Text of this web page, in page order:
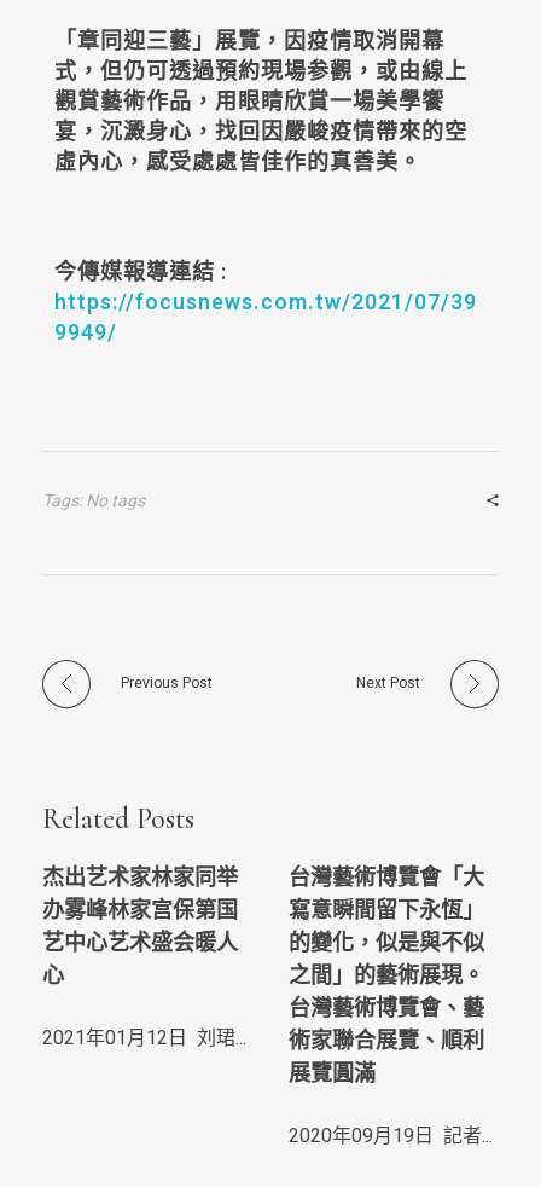
「章同迎三藝」展覽，因疫情取消開幕
式，但仍可透過預約現場参觀，或由線上
觀賞藝術作品，用眼睛欣賞一場美學饗
宴，沉澱身心，找回因嚴峻疫情帶來的空
虛內心，感受處處皆佳作的真善美。
今傳媒報導連結 :
https://focusnews.com.tw/2021/07/39
9949/
Tags: No tags
Previous Post Next Post
Related Posts
杰出艺术家林家同举
办雾峰林家宫保第国
艺中心艺术盛会暖人
心
2021年01月12日 刘珺...
台灣藝術博覽會「大
寫意瞬間留下永恆」
的變化，似是與不似
之間」的藝術展現。
台灣藝術博覽會、藝
術家聯合展覽、順利
展覽圓滿
2020年09月19日 記者...